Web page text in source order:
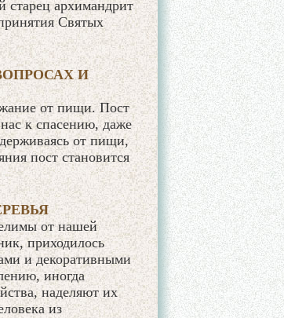
старец архимандрит
Святых
И
от пищи. Пост
к спасению, даже
от пищи,
пост становится
от нашей
приходилось
и декоративными
иногда
наделяют их
из